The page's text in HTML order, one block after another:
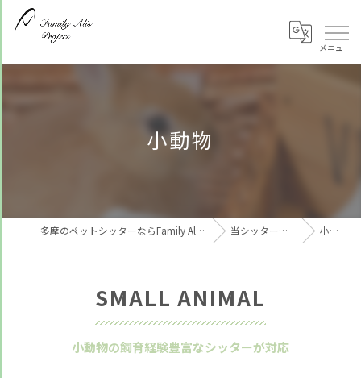
小動物
多摩のペットシッターならFamily Alis Project 当シッターの特徴 小動物
小動物の飼育経験豊富なシッターが対応
SMALL ANIMAL